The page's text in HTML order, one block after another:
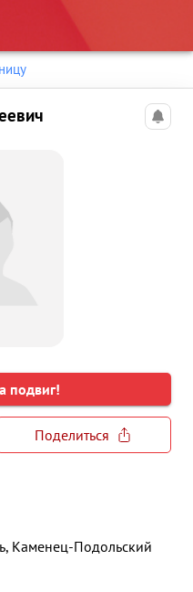
подвиг!
Поделиться
Каменец-Подольский